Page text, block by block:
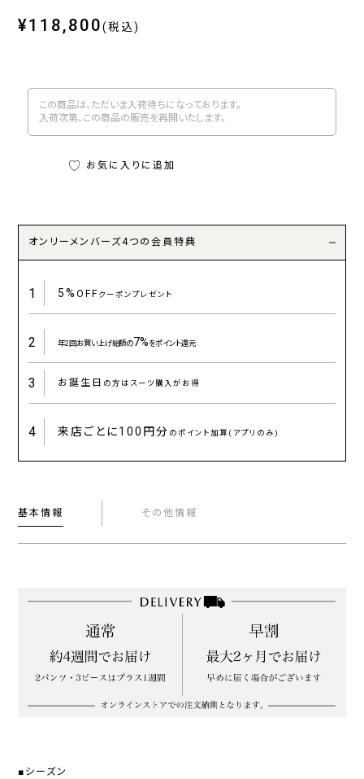
¥118,800(税込)
この商品は、ただいま入荷待ちになっております。
入荷次第、この商品の販売を再開いたします。
お気に入りに追加
オンリーメンバーズ4つの会員特典
1 5%OFFクーポンプレゼント
2 年2回お買い上げ総額の7%をポイント還元
3 お誕生日 の方はスーツ購入がお得
4 来店ごとに100円分 のポイント加算(アプリのみ)
基本情報 その他情報
■シーズン